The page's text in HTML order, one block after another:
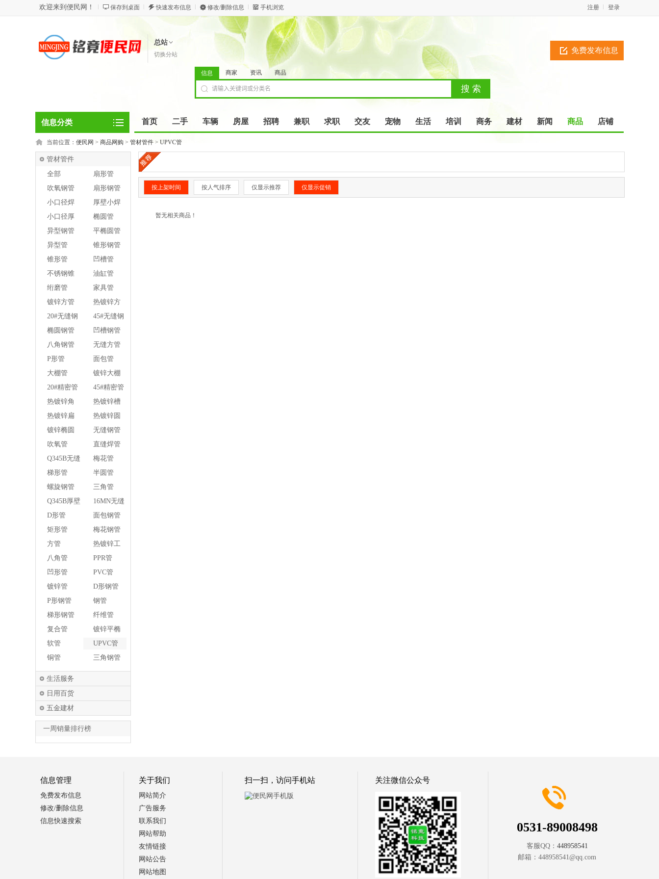
欢迎来到便民网！ 保存到桌面 快速发布信息 修改/删除信息 手机浏览 登录
注册
总站
切换分站 免费发布信息
信息 商家 资讯 商品
信息分类 首页 二手 车辆 房屋 招聘 兼职 求职 交友 宠物 生活 培训 商务 建材 新闻 商品 店铺
当前位置： 便民网 > 商品网购 > 管材管件 > UPVC管
管材管件
全部
扇形管
吹氧钢管
扇形钢管
小口径焊
管
厚壁小焊
管
小口径厚
壁焊管
椭圆管
异型钢管
平椭圆管
异型管
锥形钢管
锥形管
凹槽管
不锈钢锥
形钢管
油缸管
绗磨管
家具管
镀锌方管
热镀锌方
管
20#无缝钢
管
45#无缝钢
管
椭圆钢管
凹槽钢管
八角钢管
无缝方管
P形管
面包管
大棚管
镀锌大棚
管
20#精密管
45#精密管
热镀锌角
钢
热镀锌槽
钢
热镀锌扁
钢
热镀锌圆
钢
镀锌椭圆
管
无缝钢管
吹氧管
直缝焊管
Q345B无缝
钢管
梅花管
梯形管
半圆管
螺旋钢管
三角管
Q345B厚壁
方管
16MN无缝
钢管
D形管
面包钢管
矩形管
梅花钢管
方管
热镀锌工
字钢异径
八角管
PPR管
凹形管
PVC管
镀锌管
D形钢管
P形钢管
钢管
梯形钢管
纤维管
复合管
镀锌平椭
圆管
软管
UPVC管
铜管
三角钢管
生活服务
日用百货
五金建材
一周销量排行榜
按上架时间 按人气排序 仅显示推荐 仅显示促销
暂无相关商品！
信息管理
免费发布信息
修改/删除信息
信息快速搜索
关于我们
网站简介
广告服务
联系我们
网站帮助
友情链接
网站公告
网站地图
扫一扫，访问手机站 关注微信公众号
0531-89008498
客服QQ： 448958541
邮箱： 448958541@qq.com